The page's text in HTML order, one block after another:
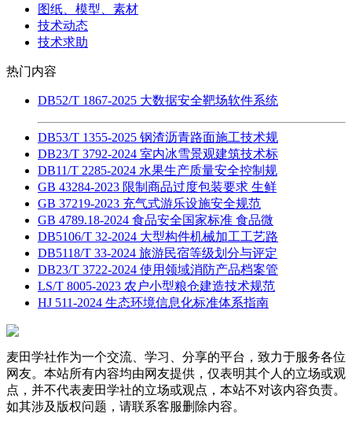
图纸、模型、素材
技术动态
技术求助
热门内容
DB52/T 1867-2025 大数据安全靶场软件系统
DB53/T 1355-2025 钢渣沥青路面施工技术规
DB23/T 3792-2024 室内冰雪景观建筑技术标
DB11/T 2285-2024 水果生产质量安全控制规
GB 43284-2023 限制商品过度包装要求 生鲜
GB 37219-2023 充气式游乐设施安全规范
GB 4789.18-2024 食品安全国家标准 食品微
DB5106/T 32-2024 大型构件机械加工工艺路
DB5118/T 33-2024 旅游民宿等级划分与评定
DB23/T 3722-2024 使用领域消防产品档案管
LS/T 8005-2023 农户小型粮仓建造技术规范
HJ 511-2024 生态环境信息化标准体系指南
麦田学社作为一个交流、学习、分享的平台，致力于服务各位
网友。本站所有内容均由网友提供，仅表明其个人的立场或观
点，并不代表麦田学社的立场或观点，本站不对该内容负责。
如其涉及版权问题，请联系客服删除内容。